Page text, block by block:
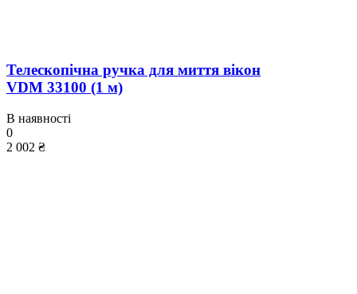
Телескопічна ручка для миття вікон
VDM 33100 (1 м)
В наявності
0
2 002 ₴